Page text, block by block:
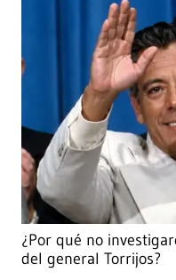
¿Por qué no
del general Torrijos?